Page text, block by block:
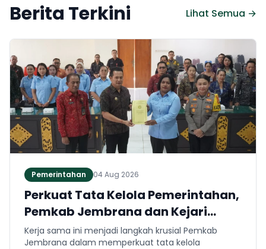
Berita Terkini Lihat Semua →
Pemerintahan 04 Aug 2026
Perkuat Tata Kelola Pemerintahan,
Pemkab Jembrana dan Kejari
Jembrana Sepakati Kerja Sama
Hukum Datun
Kerja sama ini menjadi langkah krusial Pemkab
Jembrana dalam memperkuat tata kelola